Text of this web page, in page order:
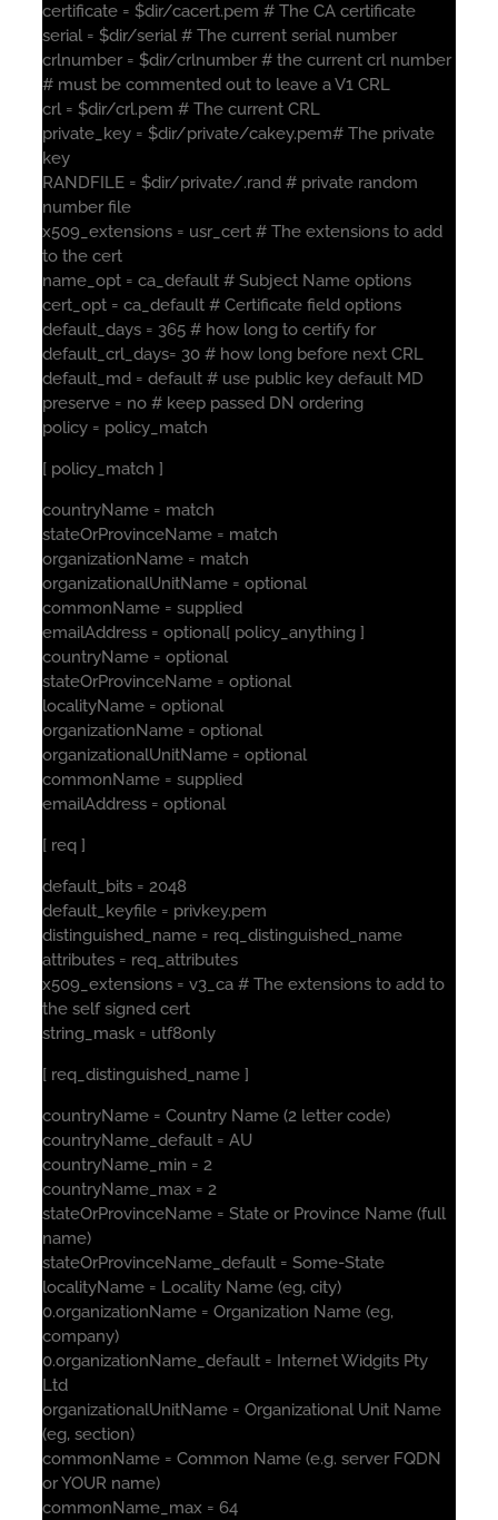
certificate = $dir/cacert.pem # The CA certificate
serial = $dir/serial # The current serial number
crlnumber = $dir/crlnumber # the current crl number
# must be commented out to leave a V1 CRL
crl = $dir/crl.pem # The current CRL
private_key = $dir/private/cakey.pem# The private
key
RANDFILE = $dir/private/.rand # private random
number file
x509_extensions = usr_cert # The extensions to add
to the cert
name_opt = ca_default # Subject Name options
cert_opt = ca_default # Certificate field options
default_days = 365 # how long to certify for
default_crl_days= 30 # how long before next CRL
default_md = default # use public key default MD
preserve = no # keep passed DN ordering
policy = policy_match
[ policy_match ]
countryName = match
stateOrProvinceName = match
organizationName = match
organizationalUnitName = optional
commonName = supplied
emailAddress = optional[ policy_anything ]
countryName = optional
stateOrProvinceName = optional
localityName = optional
organizationName = optional
organizationalUnitName = optional
commonName = supplied
emailAddress = optional
[ req ]
default_bits = 2048
default_keyfile = privkey.pem
distinguished_name = req_distinguished_name
attributes = req_attributes
x509_extensions = v3_ca # The extensions to add to
the self signed cert
string_mask = utf8only
[ req_distinguished_name ]
countryName = Country Name (2 letter code)
countryName_default = AU
countryName_min = 2
countryName_max = 2
stateOrProvinceName = State or Province Name (full
name)
stateOrProvinceName_default = Some-State
localityName = Locality Name (eg, city)
0.organizationName = Organization Name (eg,
company)
0.organizationName_default = Internet Widgits Pty
Ltd
organizationalUnitName = Organizational Unit Name
(eg, section)
commonName = Common Name (e.g. server FQDN
or YOUR name)
commonName_max = 64